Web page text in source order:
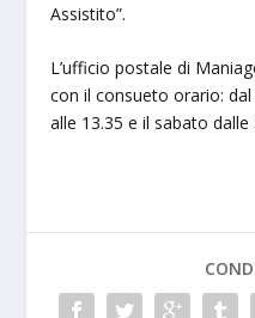
Assistito”.
L’ufficio postale di
con il consueto orario:
alle 13.35 e il sabato dalle